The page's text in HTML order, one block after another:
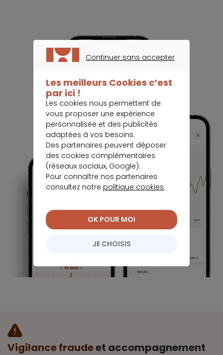
Vigilance fraudeet accompagnement
Continuer sans accepter
Les meilleurs Cookies c’est
par ici !
Les cookies nous permettent de
vous proposer une expérience
personnalisée et des publicités
adaptées à vos besoins.
Des partenaires peuvent déposer
des cookies complémentaires
(réseaux sociaux, Google).
Pour connaître nos partenaires
consultez notre politique cookies.
JE CHOISIS
OK POUR MOI